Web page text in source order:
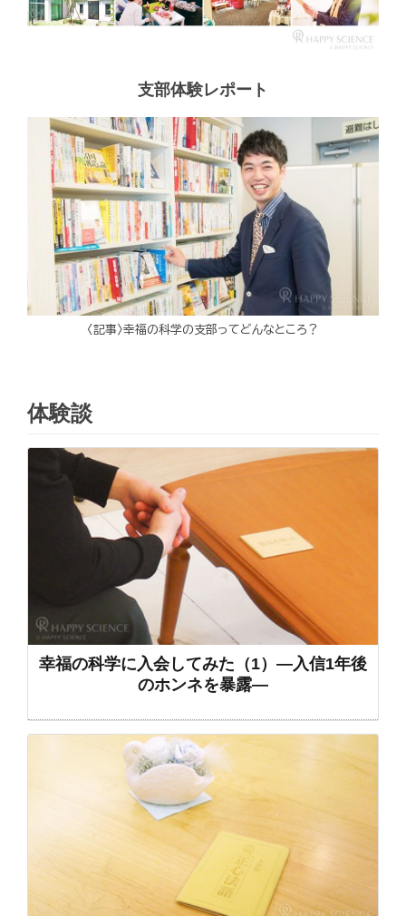
支部体験レポート
〈記事〉幸福の科学の支部ってどんなところ？
体験談
幸福の科学に入会してみた（1）―入信1年後
のホンネを暴露―